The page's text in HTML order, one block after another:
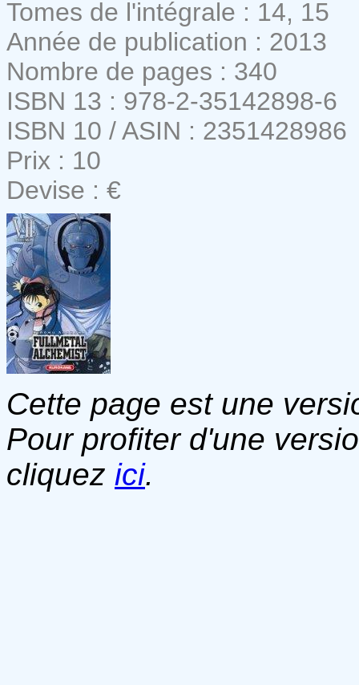
Tomes de l'intégrale : 14, 15
Année de publication : 2013
Nombre de pages : 340
ISBN 13 : 978-2-35142898-6
ISBN 10 / ASIN : 2351428986
Prix : 10
Devise : €
Cette page est une
Pour profiter d'une
cliquez ici.